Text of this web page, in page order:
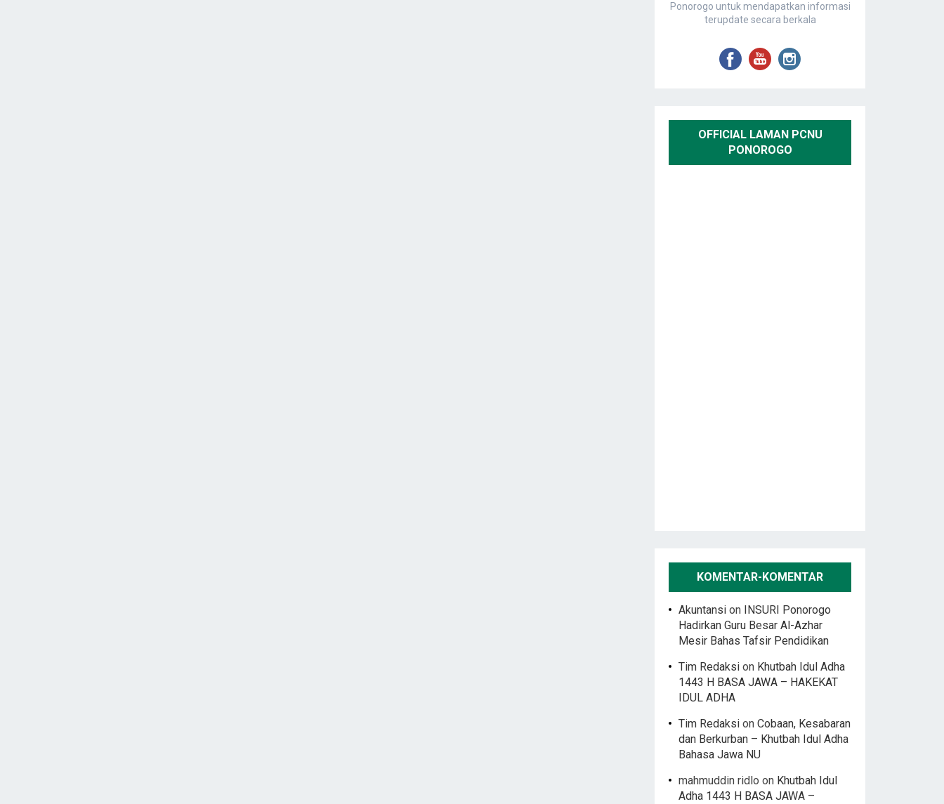
Ponorogo untuk mendapatkan informasi
terupdate secara berkala
OFFICIAL LAMAN PCNU
PONOROGO
KOMENTAR-KOMENTAR
Akuntansi on INSURI Ponorogo
Hadirkan Guru Besar Al-Azhar
Mesir Bahas Tafsir Pendidikan
Tim Redaksi on Khutbah Idul Adha
1443 H BASA JAWA – HAKEKAT
IDUL ADHA
Tim Redaksi on Cobaan, Kesabaran
dan Berkurban – Khutbah Idul Adha
Bahasa Jawa NU
mahmuddin ridlo on Khutbah Idul
Adha 1443 H BASA JAWA –